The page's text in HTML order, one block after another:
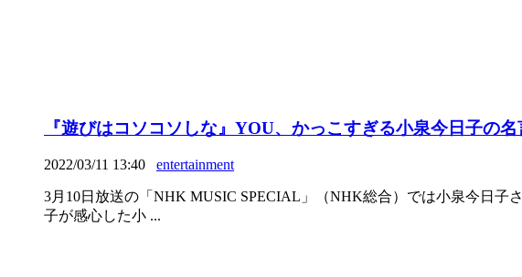
『遊びはコソコソしな』YOU、かっこすぎる小泉今日子の名
2022/03/11 13:40 entertainment
3月10日放送の「NHK MUSIC SPECIAL」（NHK総合）では小泉今日
子が感心した小 ...